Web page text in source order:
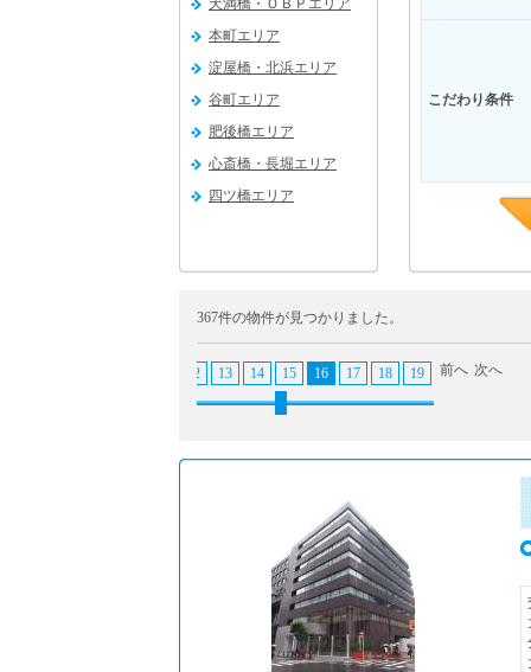
天満橋・ＯＢＰエリア
本町エリア
淀屋橋・北浜エリア
谷町エリア
肥後橋エリア
心斎橋・長堀エリア
四ツ橋エリア
こだわり条件
367件の物件が見つかりました。
12 13 14 15 16 17 18 19 20 21
前へ 次へ